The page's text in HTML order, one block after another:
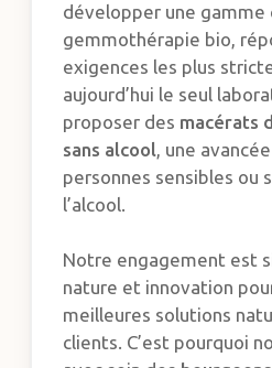
développer une
gemmothérapie bio,
exigences les plus
aujourd’hui le seul
proposer des macérats
sans alcool, une
personnes sensibles ou
l’alcool.
Notre engagement est
nature et innovation
meilleures solutions
clients. C’est pourquoi